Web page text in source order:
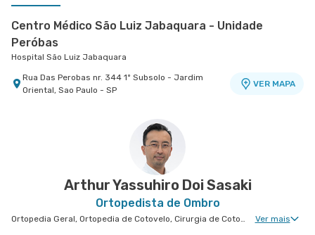
Centro Médico São Luiz Jabaquara - Unidade
Peróbas
Hospital São Luiz Jabaquara
Rua Das Perobas nr. 344 1º Subsolo - Jardim
Oriental, Sao Paulo - SP
VER MAPA
Hospital e Maternidade São Luiz São Caetano
Rua Walter Figueira nr. S/N 9° Andar - Ceramica,
Arthur Yassuhiro Doi Sasaki
Ortopedista de Ombro
Ortopedia Geral, Ortopedia de Cotovelo, Cirurgia de Cotovelo, Cirurgia de Ombro Ver mais